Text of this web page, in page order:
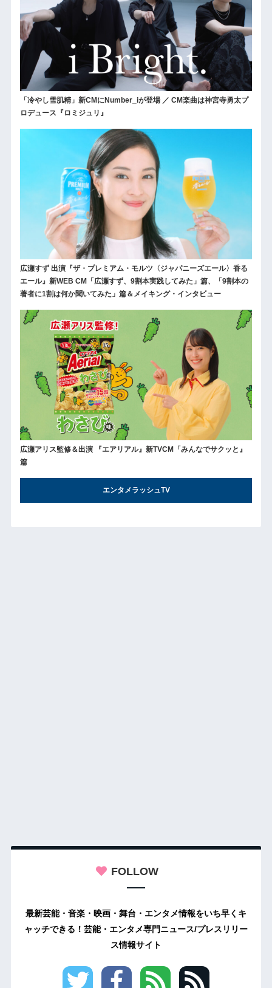
「冷やし雪肌精」新CMにNumber_iが登場 ／ CM楽曲は神宮寺勇太プ
ロデュース『ロミジュリ』
広瀬すず 出演『ザ・プレミアム・モルツ〈ジャパニーズエール〉香る
エール』新WEB CM「広瀬すず、9割本実践してみた」篇、「9割本の
著者に1割は何か聞いてみた」篇＆メイキング・インタビュー
広瀬アリス監修＆出演 『エアリアル』新TVCM「みんなでサクッと』
篇
エンタメラッシュTV
FOLLOW
最新芸能・音楽・映画・舞台・エンタメ情報をいち早くキ
ャッチできる！芸能・エンタメ専門ニュース/プレスリリー
ス情報サイト